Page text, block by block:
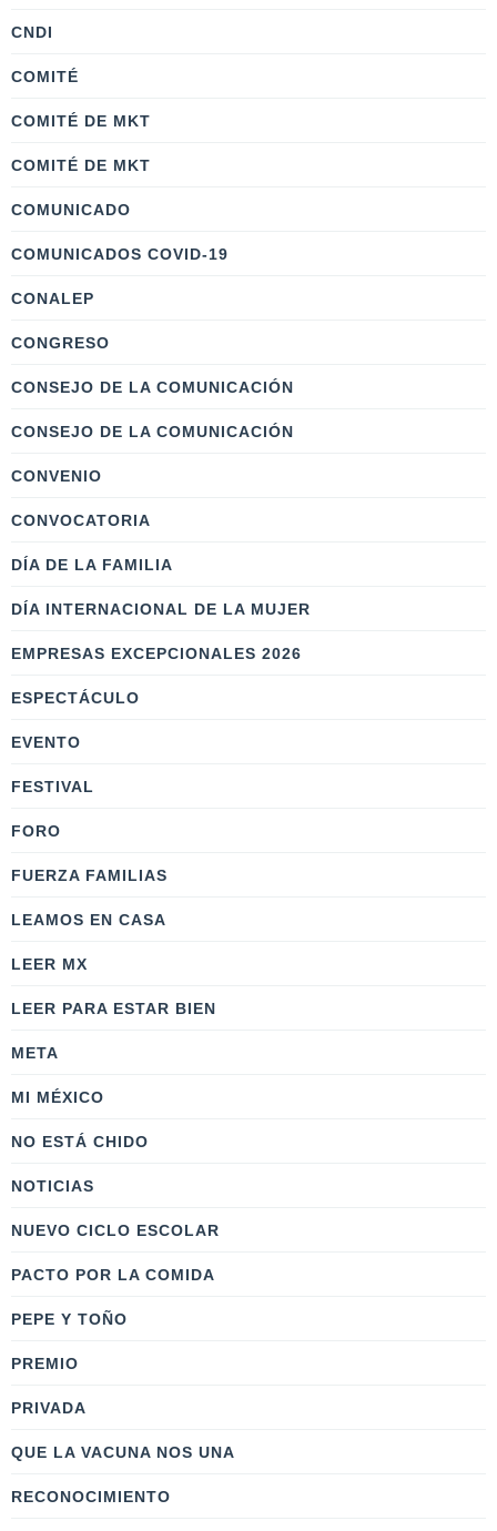
CNDI
COMITÉ
COMITÉ DE MKT
COMITÉ DE MKT
COMUNICADO
COMUNICADOS COVID-19
CONALEP
CONGRESO
CONSEJO DE LA COMUNICACIÓN
CONSEJO DE LA COMUNICACIÓN
CONVENIO
CONVOCATORIA
DÍA DE LA FAMILIA
DÍA INTERNACIONAL DE LA MUJER
EMPRESAS EXCEPCIONALES 2026
ESPECTÁCULO
EVENTO
FESTIVAL
FORO
FUERZA FAMILIAS
LEAMOS EN CASA
LEER MX
LEER PARA ESTAR BIEN
META
MI MÉXICO
NO ESTÁ CHIDO
NOTICIAS
NUEVO CICLO ESCOLAR
PACTO POR LA COMIDA
PEPE Y TOÑO
PREMIO
PRIVADA
QUE LA VACUNA NOS UNA
RECONOCIMIENTO